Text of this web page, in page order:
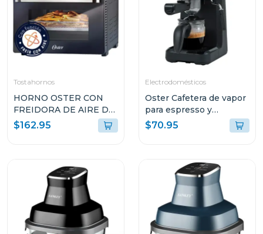
Tostahornos
HORNO OSTER CON
FREIDORA DE AIRE DE
22L CON
RECUBRIMIENTO
$162.95
Electrodomésticos
Oster Cafetera de vapor
para espresso y
cappuccino capacidad
de 2 tazas stem3300
$70.95